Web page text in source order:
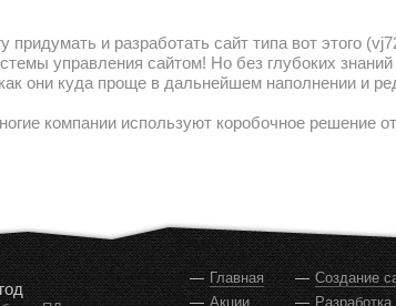
придумать и разработать сайт типа вот этого
управления сайтом! Но без глубоких
они куда проще в дальнейшем наполнении и
компании используют коробочное решение
Главная
Акции
Создание
Разработка